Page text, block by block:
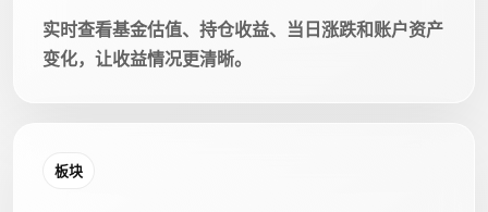
实时查看基金估值、持仓收益、当日涨跌和账户资产
变化，让收益情况更清晰。
板块